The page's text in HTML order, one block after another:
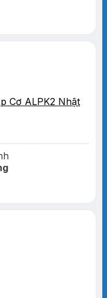
Cơ ALPK2 Nhật